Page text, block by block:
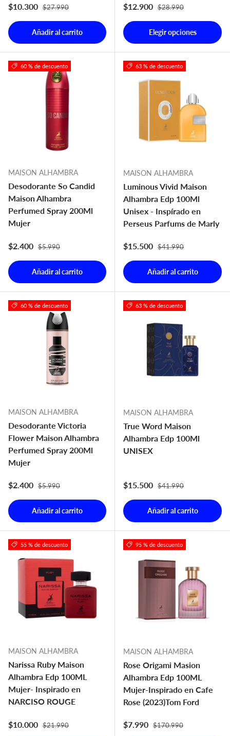
Precio de venta
$10.300 Precio normal
$27.990
Añadir al carrito
Precio de venta
$12.900 Precio normal
$28.990
Elegir opciones
60 % de descuento
MAISON ALHAMBRA
Desodorante So Candid
Maison Alhambra
Perfumed Spray 200Ml
Mujer
Precio de venta
$2.400 Precio normal
$5.990
Añadir al carrito
63 % de descuento
MAISON ALHAMBRA
Luminous Vivid Maison
Alhambra Edp 100Ml
Unisex - Inspírado en
Perseus Parfums de Marly
Precio de venta
$15.500 Precio normal
$41.990
Añadir al carrito
60 % de descuento
MAISON ALHAMBRA
Desodorante Victoria
Flower Maison Alhambra
Perfumed Spray 200Ml
Mujer
Precio de venta
$2.400 Precio normal
$5.990
Añadir al carrito
63 % de descuento
MAISON ALHAMBRA
True Word Maison
Alhambra Edp 100Ml
UNISEX
Precio de venta
$15.500 Precio normal
$41.990
Añadir al carrito
55 % de descuento
MAISON ALHAMBRA
Narissa Ruby Maison
Alhambra Edp 100ML
Mujer- Inspirado en
NARCISO ROUGE
Precio de venta
$10.000 Precio normal
$21.990
95 % de descuento
MAISON ALHAMBRA
Rose Origami Masion
Alhambra Edp 100ML
Mujer-Inspirado en Cafe
Rose (2023)Tom Ford
Precio de venta
$7.990 Precio normal
$170.990